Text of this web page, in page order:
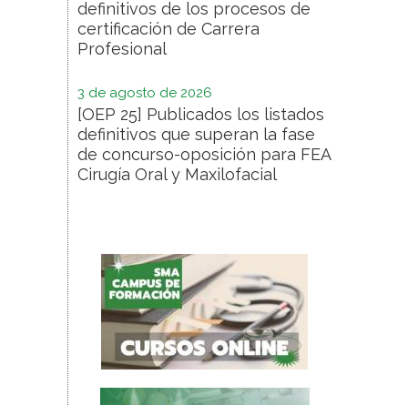
definitivos de los procesos de
certificación de Carrera
Profesional
3 de agosto de 2026
[OEP 25] Publicados los listados
definitivos que superan la fase
de concurso-oposición para FEA
Cirugía Oral y Maxilofacial